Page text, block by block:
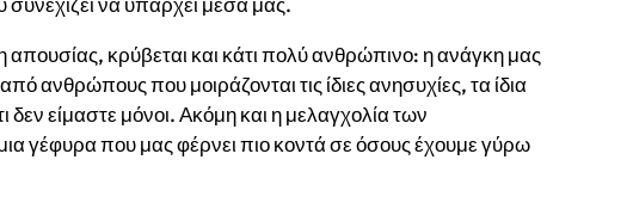
κρύβεται και κάτι πολύ ανθρώπινο: η ανάγκη μας
ανθρώπους που μοιράζονται τις ίδιες ανησυχίες, τα ίδια
είμαστε μόνοι. Ακόμη και η μελαγχολία των
γέφυρα που μας φέρνει πιο κοντά σε όσους έχουμε γύρω